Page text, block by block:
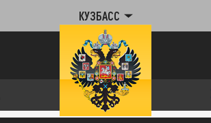
КУЗБАСС